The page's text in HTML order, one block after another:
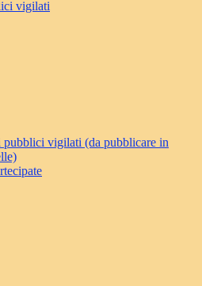
vigilati
pubblici vigilati (da pubblicare in